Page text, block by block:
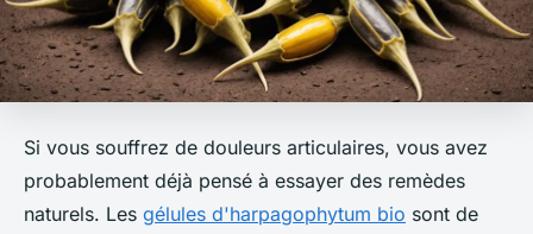
Si vous souffrez de douleurs articulaires, vous avez
probablement déjà pensé à essayer des remèdes
naturels. Les gélules d'harpagophytum bio sont de